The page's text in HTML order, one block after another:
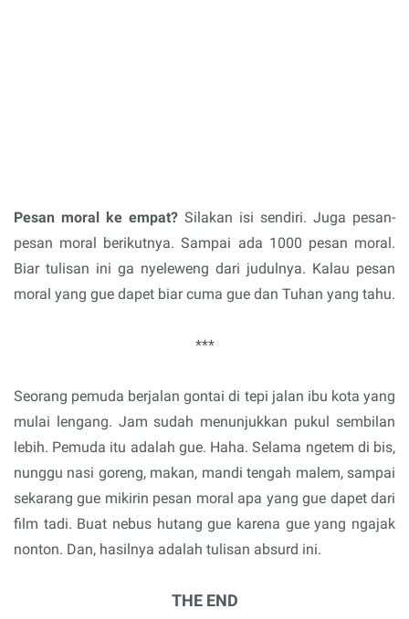
Pesan moral ke empat? Silakan isi sendiri. Juga pesan-
pesan moral berikutnya. Sampai ada 1000 pesan moral.
Biar tulisan ini ga nyeleweng dari judulnya. Kalau pesan
moral yang gue dapet biar cuma gue dan Tuhan yang tahu.
***
Seorang pemuda berjalan gontai di tepi jalan ibu kota yang
mulai lengang. Jam sudah menunjukkan pukul sembilan
lebih. Pemuda itu adalah gue. Haha. Selama ngetem di bis,
nunggu nasi goreng, makan, mandi tengah malem, sampai
sekarang gue mikirin pesan moral apa yang gue dapet dari
film tadi. Buat nebus hutang gue karena gue yang ngajak
nonton. Dan, hasilnya adalah tulisan absurd ini.
THE END